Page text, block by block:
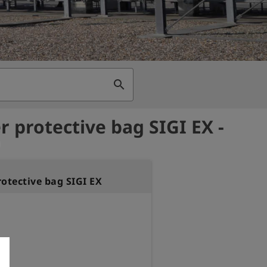
search
protective bag SIGI EX -
bag SIGI EX